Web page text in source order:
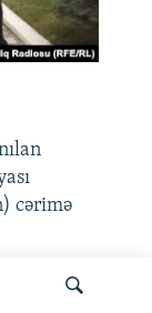
cərimə